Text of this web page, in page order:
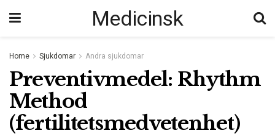
Medicinsk
Home Sjukdomar Andra sjukdomar
Preventivmedel: Rhythm
Method
(fertilitetsmedvetenhet)